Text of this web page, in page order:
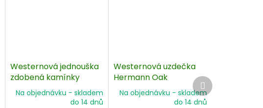
Westernová jednouška
zdobená kamínky
Na objednávku - skladem
do 14 dnů
Westernová uzdečka
Hermann Oak
Na objednávku - skladem
do 14 dnů
Další
produkt